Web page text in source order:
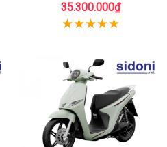
35.300.000₫